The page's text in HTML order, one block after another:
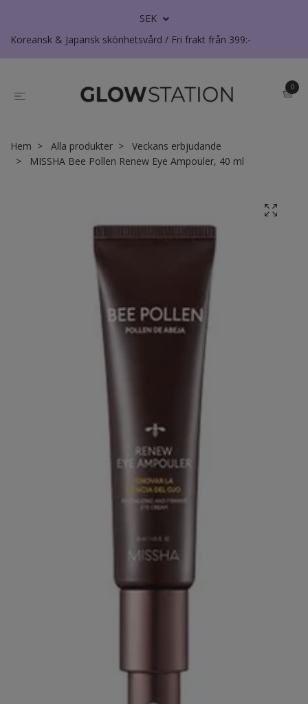
SEK
Koreansk & Japansk skönhetsvård / Fri frakt från 399:-
0
Hem Alla produkter
Veckans erbjudande
MISSHA Bee Pollen Renew Eye Ampouler, 40 ml